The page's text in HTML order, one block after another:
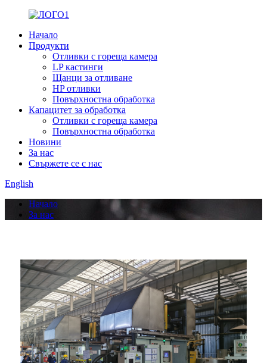
Начало
Продукти
Отливки с гореща камера
LP кастинги
Щанци за отливане
HP отливки
Повърхностна обработка
Капацитет за обработка
Отливки с гореща камера
Повърхностна обработка
Новини
За нас
Свържете се с нас
English
Начало
За нас